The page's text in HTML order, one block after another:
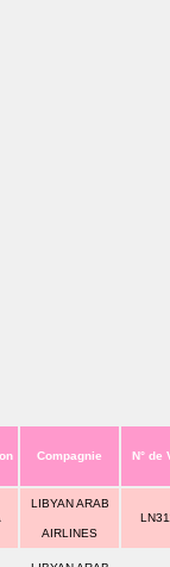
Compagnie N° de
LIBYAN ARAB
AIRLINES